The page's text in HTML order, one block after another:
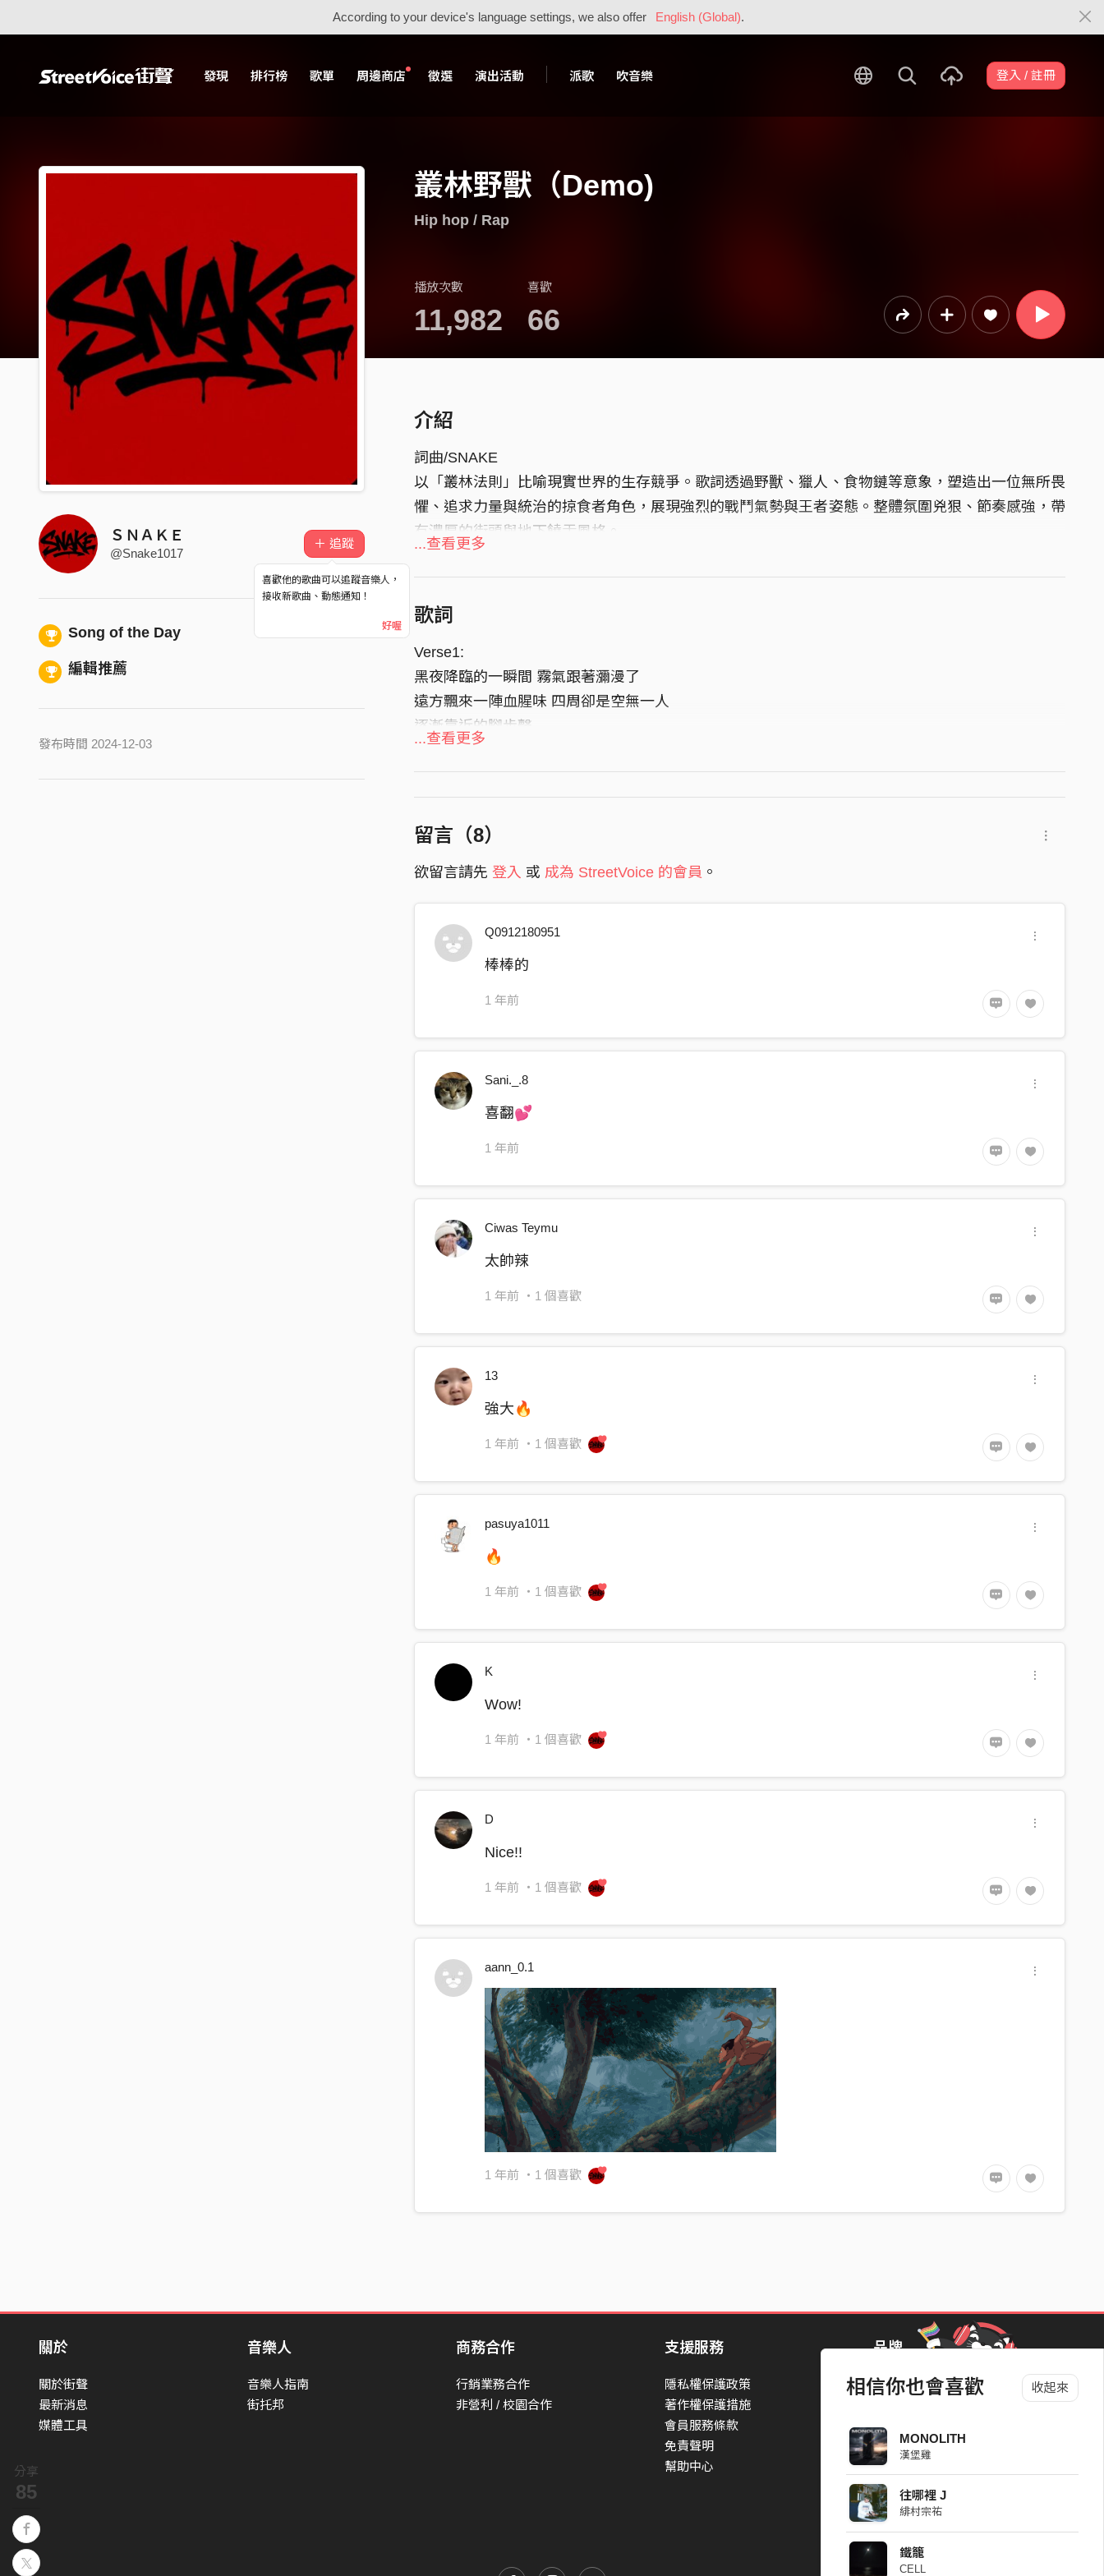
According to your device's language settings, we also offer English (Global).
發現 排行榜 歌單 周邊商店 徵選 演出活動 派歌 吹音樂 登入 / 註冊
分享
85
相信你也會喜歡 收起來
MONOLITH
漢堡雞
往哪裡 J
緋村宗祐
鐵籠
CELL
叢林野獸（Demo)
Hip hop / Rap
播放次數
11,982
喜歡
66
ＳＮＡＫＥ
@Snake1017
＋ 追蹤
喜歡他的歌曲可以追蹤音樂人，
接收新歌曲、動態通知！
好喔
Song of the Day
編輯推薦
發布時間 2024-12-03
介紹
詞曲/SNAKE
以「叢林法則」比喻現實世界的生存競爭。歌詞透過野獸、獵人、食物鏈等意象，塑造出一位無所畏
懼、追求力量與統治的掠食者角色，展現強烈的戰鬥氣勢與王者姿態。整體氛圍兇狠、節奏感強，帶
有濃厚的街頭與地下饒舌風格。
...查看更多
歌詞
Verse1:
黑夜降臨的一瞬間 霧氣跟著瀰漫了
遠方飄來一陣血腥味 四周卻是空無一人
逐漸靠近的腳步聲
獵人也懼怕的眼神
直接 嗜血 撕裂 一切
沒獵物在我這活著
HOOK:
我對他們像一場冒險
肉不剩一點 皮當我披肩
我對他們像一場冒險
沒有機會跟誰告別
也沒有遺言 我打破食物鏈
Verse2:
在擴張我的領地
順便在你地圖蓋個地基
拉滿弓箭瞄準眉心
上演追逐的戲
尋找獨特的節奏
佈滿整個街道
無所畏懼的記號
give me a gun 讓你終生難忘
Shut fuck up 封住你的嘴巴
誰能抵擋住我們的步伐
鋒利的爪子和鋒利的牙
殺過叢林被撕裂
我對他們像一場冒險
弱肉骨頭我可以咬整天
肉不剩一點 皮當我披肩
我對他們像一場冒險
沒有機會跟誰告別
也沒有遺言 我打破食物鏈
Pre hook:
叢林野獸
持續在戰鬥
只有疼痛
王者要崛起
叢林中不停的奔跑
讓自己強大 才會信
不只是搶走敵人的肉
還要搶走他們的夢
獵物我一直不停的追趕強大的敵人我也隨時備戰
釋放王者一直以來風範廝殺之後魔鬼般的吹殘
一直揍 就失控 持續攻擊
肉不剩一點 皮當我披肩
我對他們像一場冒險
當叢林野獸橫走在大街
...查看更多
留言（8）
欲留言請先 登入 或 成為 StreetVoice 的會員 。
Q0912180951
棒棒的
1 年前
Sani._.8
喜翻💕
1 年前
Ciwas Teymu
太帥辣
1 年前 ・1 個喜歡
13
強大🔥
1 年前 ・1 個喜歡
pasuya1011
🔥
1 年前 ・1 個喜歡
K
Wow!
1 年前 ・1 個喜歡
D
Nice!!
1 年前 ・1 個喜歡
aann_0.1
1 年前 ・1 個喜歡
關於
關於街聲
最新消息
媒體工具
音樂人
音樂人指南
街托邦
商務合作
行銷業務合作
非營利 / 校園合作
支援服務
隱私權保護政策
著作權保護措施
會員服務條款
免責聲明
幫助中心
品牌
StreetVoice Awards 街聲音樂獎
Blow 吹音樂
Packer 派歌
SimpleLife 簡單生活節
ParkPark Carnival
一起比 YEAH 吧